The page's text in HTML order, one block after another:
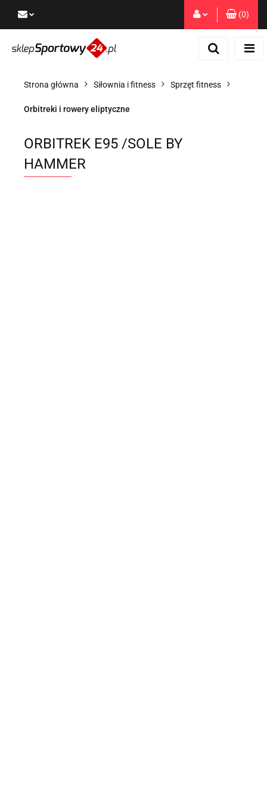
Dodaj zgłoszenie
(0)
Strona główna Siłownia i fitness Sprzęt fitness
Orbitreki i rowery eliptyczne
ORBITREK E95 /SOLE BY
HAMMER